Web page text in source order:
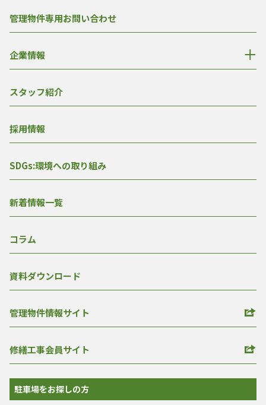
管理物件専用お問い合わせ
企業情報
スタッフ紹介
採用情報
SDGs:環境への取り組み
新着情報一覧
コラム
資料ダウンロード
管理物件情報サイト
修繕工事会員サイト
駐車場をお探しの方